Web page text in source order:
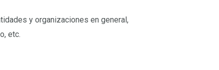
y organizaciones en general,
etc.